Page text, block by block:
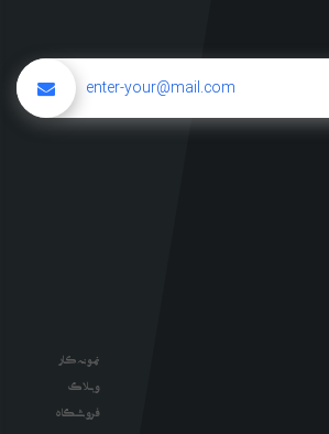
نمونه کار
وبلاگ
فروشگاه